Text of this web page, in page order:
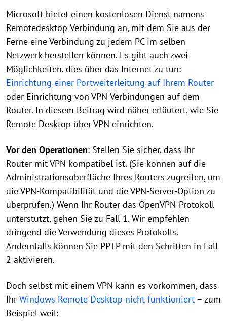
Microsoft bietet einen kostenlosen Dienst namens
Remotedesktop-Verbindung an, mit dem Sie aus der
Ferne eine Verbindung zu jedem PC im selben
Netzwerk herstellen können. Es gibt auch zwei
Möglichkeiten, dies über das Internet zu tun:
Einrichtung einer Portweiterleitung auf Ihrem Router
oder Einrichtung von VPN-Verbindungen auf dem
Router. In diesem Beitrag wird näher erläutert, wie Sie
Remote Desktop über VPN einrichten.
Vor den Operationen: Stellen Sie sicher, dass Ihr
Router mit VPN kompatibel ist. (Sie können auf die
Administrationsoberfläche Ihres Routers zugreifen, um
die VPN-Kompatibilität und die VPN-Server-Option zu
überprüfen.) Wenn Ihr Router das OpenVPN-Protokoll
unterstützt, gehen Sie zu Fall 1. Wir empfehlen
dringend die Verwendung dieses Protokolls.
Andernfalls können Sie PPTP mit den Schritten in Fall
2 aktivieren.
Doch selbst mit einem VPN kann es vorkommen, dass
Ihr Windows Remote Desktop nicht funktioniert – zum
Beispiel weil: